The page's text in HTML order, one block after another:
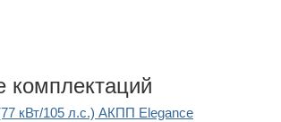
комплектаций
кВт/105 л.с.) АКПП Elegance